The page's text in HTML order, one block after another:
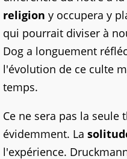
religion y occupera y
qui pourrait diviser à
Dog a longuement
l'évolution de ce culte
temps.
Ce ne sera pas la
évidemment. La
l'expérience.